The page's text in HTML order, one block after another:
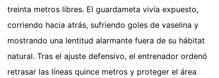
treinta metros libres. El guardameta vivía expuesto,
corriendo hacia atrás, sufriendo goles de vaselina y
mostrando una lentitud alarmante fuera de su hábitat
natural. Tras el ajuste defensivo, el entrenador ordenó
retrasar las líneas quince metros y proteger el área